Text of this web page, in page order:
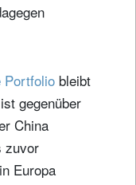
Portfolio bleibt
gegenüber
China
zuvor
Europa